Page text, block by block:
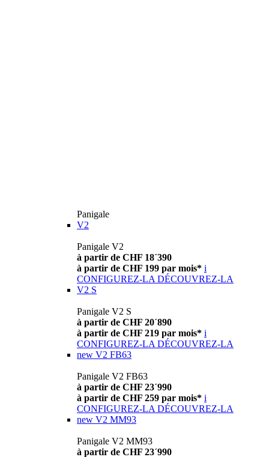
Panigale
V2
Panigale V2
à partir de CHF 18´390
à partir de CHF 199 par mois* i
CONFIGUREZ-LA DÉCOUVREZ-LA
V2 S
Panigale V2 S
à partir de CHF 20´890
à partir de CHF 219 par mois* i
CONFIGUREZ-LA DÉCOUVREZ-LA
new V2 FB63
Panigale V2 FB63
à partir de CHF 23´990
à partir de CHF 259 par mois* i
CONFIGUREZ-LA DÉCOUVREZ-LA
new V2 MM93
Panigale V2 MM93
à partir de CHF 23´990